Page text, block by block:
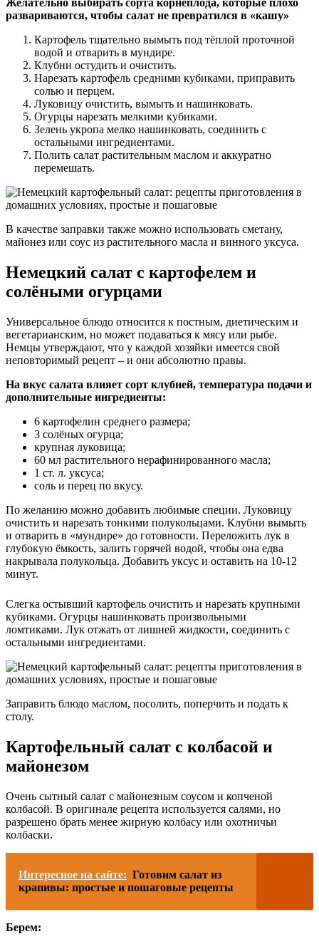
Желательно выбирать сорта корнеплода, которые плохо
развариваются, чтобы салат не превратился в «кашу»
Картофель тщательно вымыть под тёплой проточной
водой и отварить в мундире.
Клубни остудить и очистить.
Нарезать картофель средними кубиками, приправить
солью и перцем.
Луковицу очистить, вымыть и нашинковать.
Огурцы нарезать мелкими кубиками.
Зелень укропа мелко нашинковать, соединить с
остальными ингредиентами.
Полить салат растительным маслом и аккуратно
перемешать.
В качестве заправки также можно использовать сметану,
майонез или соус из растительного масла и винного уксуса.
Немецкий салат с картофелем и
солёными огурцами
Универсальное блюдо относится к постным, диетическим и
вегетарианским, но может подаваться к мясу или рыбе.
Немцы утверждают, что у каждой хозяйки имеется свой
неповторимый рецепт – и они абсолютно правы.
На вкус салата влияет сорт клубней, температура подачи и
дополнительные ингредиенты:
6 картофелин среднего размера;
3 солёных огурца;
крупная луковица;
60 мл растительного нерафинированного масла;
1 ст. л. уксуса;
соль и перец по вкусу.
По желанию можно добавить любимые специи. Луковицу
очистить и нарезать тонкими полукольцами. Клубни вымыть
и отварить в «мундире» до готовности. Переложить лук в
глубокую ёмкость, залить горячей водой, чтобы она едва
накрывала полукольца. Добавить уксус и оставить на 10-12
минут.
Слегка остывший картофель очистить и нарезать крупными
кубиками. Огурцы нашинковать произвольными
ломтиками. Лук отжать от лишней жидкости, соединить с
остальными ингредиентами.
Заправить блюдо маслом, посолить, поперчить и подать к
столу.
Картофельный салат с колбасой и
майонезом
Очень сытный салат с майонезным соусом и копченой
колбасой. В оригинале рецепта используется салями, но
разрешено брать менее жирную колбасу или охотничьи
колбаски.
Интересное на сайте: Готовим салат из
крапивы: простые и пошаговые рецепты
Берем: